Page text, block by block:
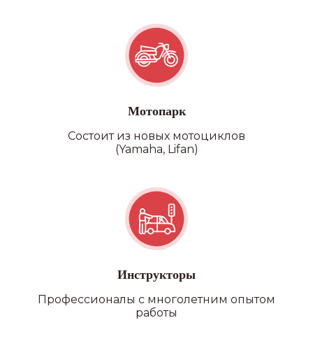
Мотопарк
Состоит из новых мотоциклов
(Yamaha, Lifan)
Инструкторы
Профессионалы с многолетним опытом
работы
Категория D